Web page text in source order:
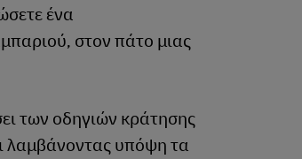
ένα
στον πάτο μιας
των οδηγιών κράτησης
λαμβάνοντας υπόψη τα